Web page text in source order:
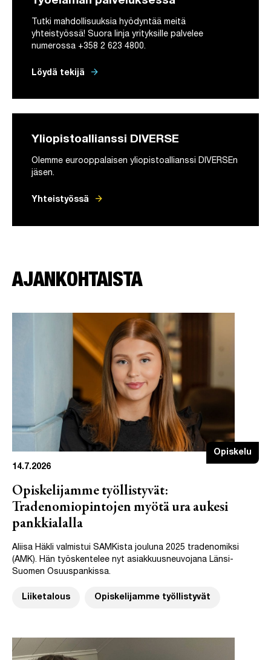
Tutki mahdollisuuksia hyödyntää meitä
yhteistyössä! Suora linja yrityksille palvelee
numerossa +358 2 623 4800.
Löydä tekijä arrow_forward
Yliopistoallianssi DIVERSE
Olemme eurooppalaisen yliopistoallianssi DIVERSEn
jäsen.
Yhteistyössä arrow_forward
AJANKOHTAISTA
Opiskelu
14.7.2026
Opiskelijamme työllistyvät:
Tradenomiopintojen myötä ura aukesi
pankkialalla
Aliisa Häkli valmistui SAMKista jouluna 2025 tradenomiksi
(AMK). Hän työskentelee nyt asiakkuusneuvojana Länsi-
Suomen Osuuspankissa.
Liiketalous Opiskelijamme työllistyvät